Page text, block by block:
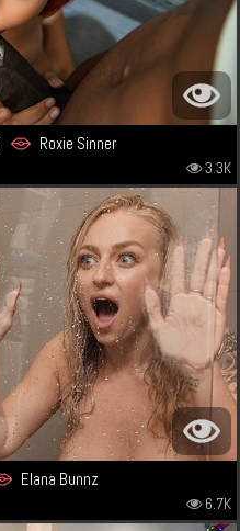
Roxie Sinner
3.3K
Elana Bunnz
6.7K